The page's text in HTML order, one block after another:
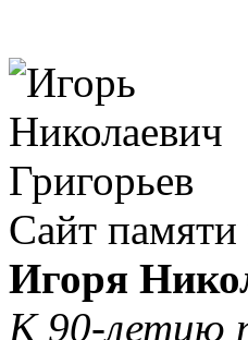
Сайт памяти
Игоря
К 90-летию